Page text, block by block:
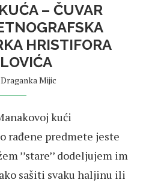
– ČUVAR
HRISTIFORA
Draganka Mijic
kući
rađene predmete jeste
’’stare’’ dodeljujem im
sašiti svaku haljinu ili